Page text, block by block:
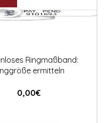
Ringmaßband:
ermitteln
0,00€Preis